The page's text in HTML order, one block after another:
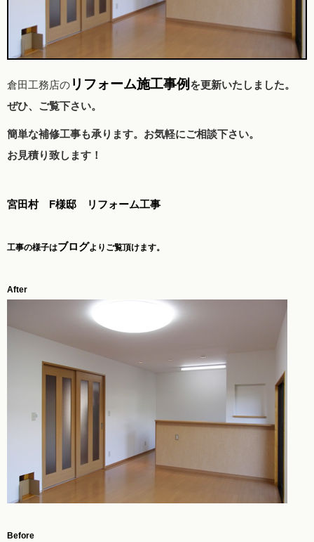
倉田工務店の リフォーム施工事例 を更新いたしました。
ぜひ、ご覧下さい。
簡単な補修工事も承ります。お気軽にご相談下さい。
お見積り致します！
宮田村 F様邸 リフォーム工事
工事の様子はブログよりご覧頂けます。
After
Before